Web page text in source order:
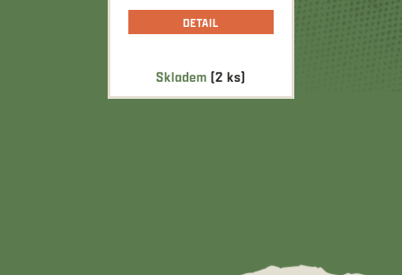
Skladem (2 ks)
DETAIL